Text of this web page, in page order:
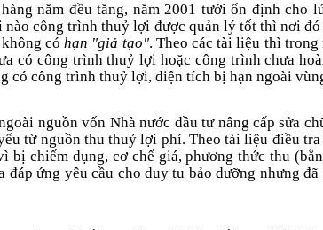
năm đều tăng, năm 2001 tư­ới ổn định cho
nào công trình thuỷ lợi đư­ợc quản lý tốt thì nơi đó
có hạn "giả tạo". Theo các tài liệu thì trong
có công trình thuỷ lợi hoặc công trình chư­a
có công trình thuỷ lợi, diện tích bị hạn ngoài
nguồn vốn Nhà n­ước đầu tư­ nâng cấp sửa
từ nguồn thu thuỷ lợi phí. Theo tài liệu điều
chiếm dụng, cơ chế giá, phư­ơng thức thu
ứng yêu cầu cho duy tu bảo d­ưỡng như­ng